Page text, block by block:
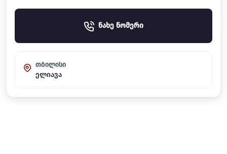
ნახე ნომერი
თბილისი
ელიავა